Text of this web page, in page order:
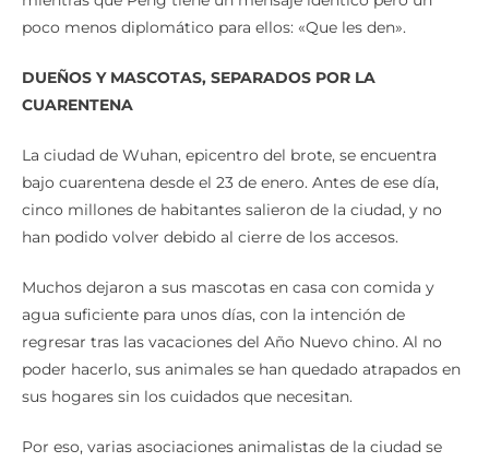
poco menos diplomático para ellos: «Que les den».
DUEÑOS Y MASCOTAS, SEPARADOS POR LA
CUARENTENA
La ciudad de Wuhan, epicentro del brote, se encuentra
bajo cuarentena desde el 23 de enero. Antes de ese día,
cinco millones de habitantes salieron de la ciudad, y no
han podido volver debido al cierre de los accesos.
Muchos dejaron a sus mascotas en casa con comida y
agua suficiente para unos días, con la intención de
regresar tras las vacaciones del Año Nuevo chino. Al no
poder hacerlo, sus animales se han quedado atrapados en
sus hogares sin los cuidados que necesitan.
Por eso, varias asociaciones animalistas de la ciudad se